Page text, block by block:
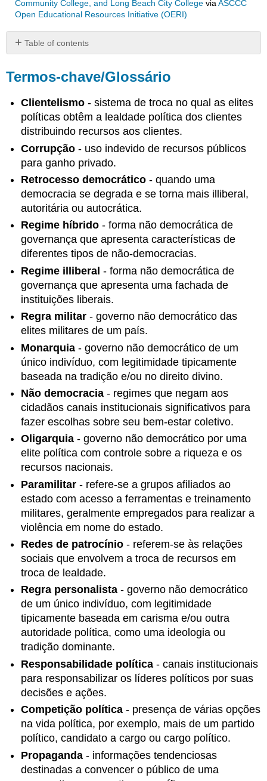
Community College, and Long Beach City Collegevia ASCCC
Open Educational Resources Initiative (OERI)
Table of contents
chave/Glossário
Seção
5.1:
O
que
são
não-
democracias?
5.2:
Estratégias
para
permanecer
poder
Seção
5.3:
Variedades
não
democracia
Seção
5.4:
Retrocesso
democrático
Seção
5.5:
Estudo
caso
comparativo
-
Da
Rússia
czarista
à
União
Soviética
depois
Perguntas
de
revisão
Perguntas
de
crítico
Sugestões
para
estudos
Livros
Artigos
de
dados
Termos-chave/Glossário
Clientelismo - sistema de troca no qual as elites
políticas obtêm a lealdade política dos clientes
distribuindo recursos aos clientes.
Corrupção - uso indevido de recursos públicos
para ganho privado.
Retrocesso democrático - quando uma
democracia se degrada e se torna mais illiberal,
autoritária ou autocrática.
Regime híbrido - forma não democrática de
governança que apresenta características de
diferentes tipos de não-democracias.
Regime illiberal - forma não democrática de
governança que apresenta uma fachada de
instituições liberais.
Regra militar - governo não democrático das
elites militares de um país.
Monarquia - governo não democrático de um
único indivíduo, com legitimidade tipicamente
baseada na tradição e/ou no direito divino.
Não democracia - regimes que negam aos
cidadãos canais institucionais significativos para
fazer escolhas sobre seu bem-estar coletivo.
Oligarquia - governo não democrático por uma
elite política com controle sobre a riqueza e os
recursos nacionais.
Paramilitar - refere-se a grupos afiliados ao
estado com acesso a ferramentas e treinamento
militares, geralmente empregados para realizar a
violência em nome do estado.
Redes de patrocínio - referem-se às relações
sociais que envolvem a troca de recursos em
troca de lealdade.
Regra personalista - governo não democrático
de um único indivíduo, com legitimidade
tipicamente baseada em carisma e/ou outra
autoridade política, como uma ideologia ou
tradição dominante.
Responsabilidade política - canais institucionais
para responsabilizar os líderes políticos por suas
decisões e ações.
Competição política - presença de várias opções
na vida política, por exemplo, mais de um partido
político, candidato a cargo ou cargo político.
Propaganda - informações tendenciosas
destinadas a convencer o público de uma